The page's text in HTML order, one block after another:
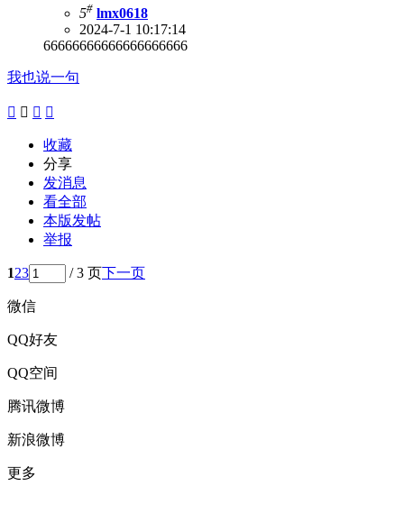
5# lmx0618
2024-7-1 10:17:14
66666666666666666666
我也说一句
   
收藏
分享
发消息
看全部
本版发帖
举报
123 / 3 页下一页
微信
QQ好友
QQ空间
腾讯微博
新浪微博
更多